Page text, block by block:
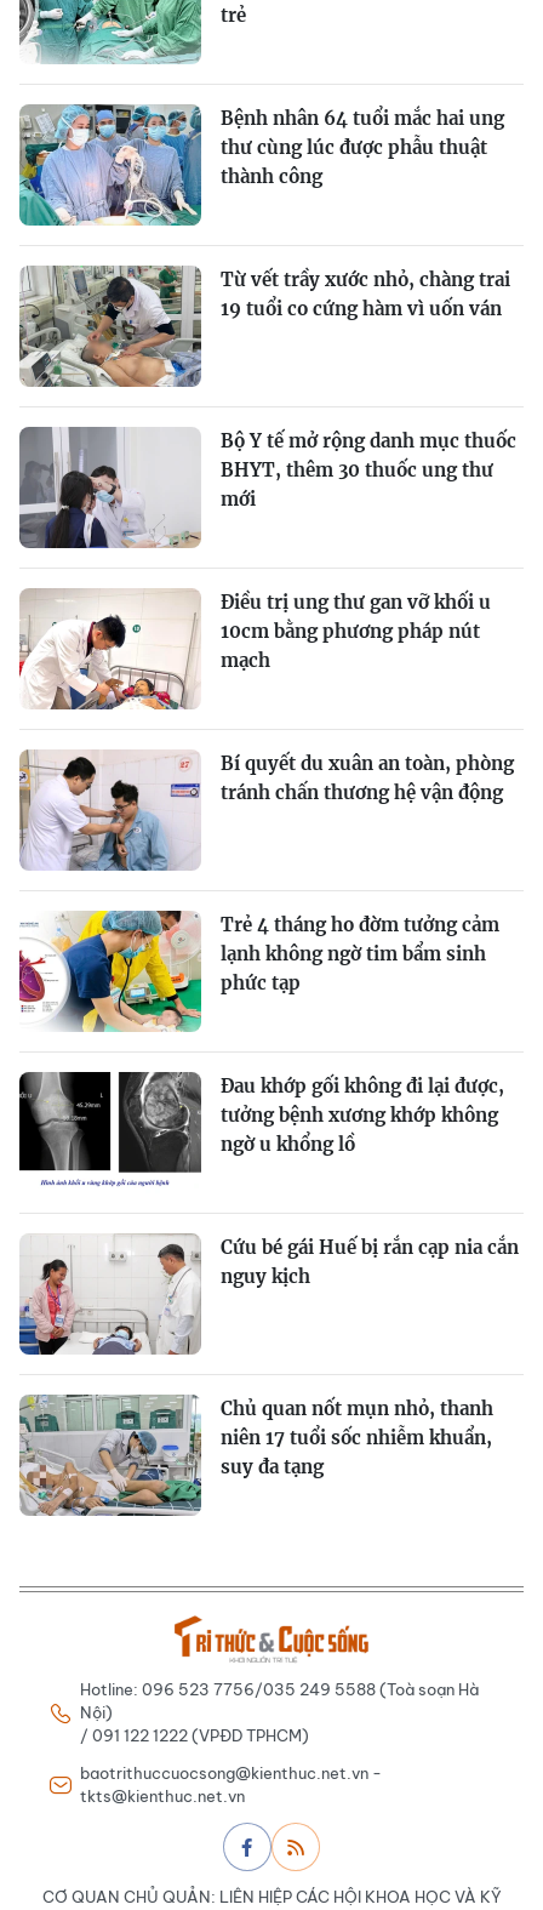
trẻ
Bệnh nhân 64 tuổi mắc hai ung
thư cùng lúc được phẫu thuật
thành công
Từ vết trầy xước nhỏ, chàng trai
19 tuổi co cứng hàm vì uốn ván
Bộ Y tế mở rộng danh mục thuốc
BHYT, thêm 30 thuốc ung thư
mới
Điều trị ung thư gan vỡ khối u
10cm bằng phương pháp nút
mạch
Bí quyết du xuân an toàn, phòng
tránh chấn thương hệ vận động
Trẻ 4 tháng ho đờm tưởng cảm
lạnh không ngờ tim bẩm sinh
phức tạp
Đau khớp gối không đi lại được,
tưởng bệnh xương khớp không
ngờ u khổng lồ
Cứu bé gái Huế bị rắn cạp nia cắn
nguy kịch
Chủ quan nốt mụn nhỏ, thanh
niên 17 tuổi sốc nhiễm khuẩn,
suy đa tạng
Hotline: 096 523 7756/035 249 5588 (Toà soạn Hà
Nội)
/ 091 122 1222 (VPĐD TPHCM)
baotrithuccuocsong@kienthuc.net.vn -
tkts@kienthuc.net.vn
CƠ QUAN CHỦ QUẢN: LIÊN HIỆP CÁC HỘI KHOA HỌC VÀ KỸ